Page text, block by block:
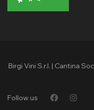
Birgi Vini S.r.l. | Cantina
Follow us